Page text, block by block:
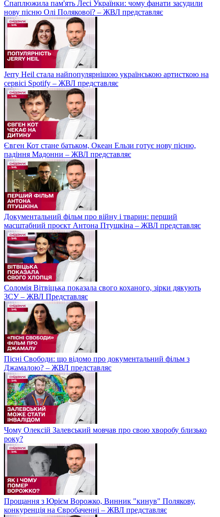
Спаплюжила пам'ять Лесі Українки: чому фанати засудили
нову пісню Олі Полякової? – ЖВЛ представляє
Jerry Heil стала найпопулярнішою українською артисткою на
сервісі Spotify – ЖВЛ представляє
Євген Кот стане батьком, Океан Ельзи готує нову пісню,
падіння Мадонни – ЖВЛ представляє
Документальний фільм про війну і тварин: перший
масштабний проєкт Антона Птушкіна – ЖВЛ представляє
Соломія Вітвіцька показала свого коханого, зірки дякують
ЗСУ – ЖВЛ Представляє
Пісні Свободи: що відомо про документальний фільм з
Джамалою? – ЖВЛ представляє
Чому Олексій Залевський мовчав про свою хворобу близько
року?
Прощання з Юрієм Ворожко, Винник "кинув" Полякову,
конкуренція на Євробаченні – ЖВЛ представляє